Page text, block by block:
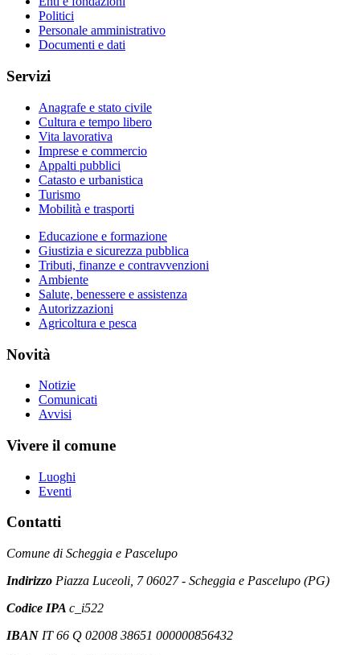
Politici
Personale amministrativo
Documenti e dati
Servizi
Anagrafe e stato civile
Cultura e tempo libero
Vita lavorativa
Imprese e commercio
Appalti pubblici
Catasto e urbanistica
Turismo
Mobilità e trasporti
Educazione e formazione
Giustizia e sicurezza pubblica
Tributi, finanze e contravvenzioni
Ambiente
Salute, benessere e assistenza
Autorizzazioni
Agricoltura e pesca
Novità
Notizie
Comunicati
Avvisi
Vivere il comune
Luoghi
Eventi
Contatti
Comune di Scheggia e Pascelupo
Indirizzo Piazza Luceoli, 7 06027 - Scheggia e Pascelupo (PG)
Codice IPA c_i522
IBAN IT 66 Q 02008 38651 000000856432